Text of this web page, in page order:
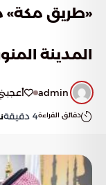
«طريق مكة»
المدينة
admin
دقائق القراءة4 دقيقة